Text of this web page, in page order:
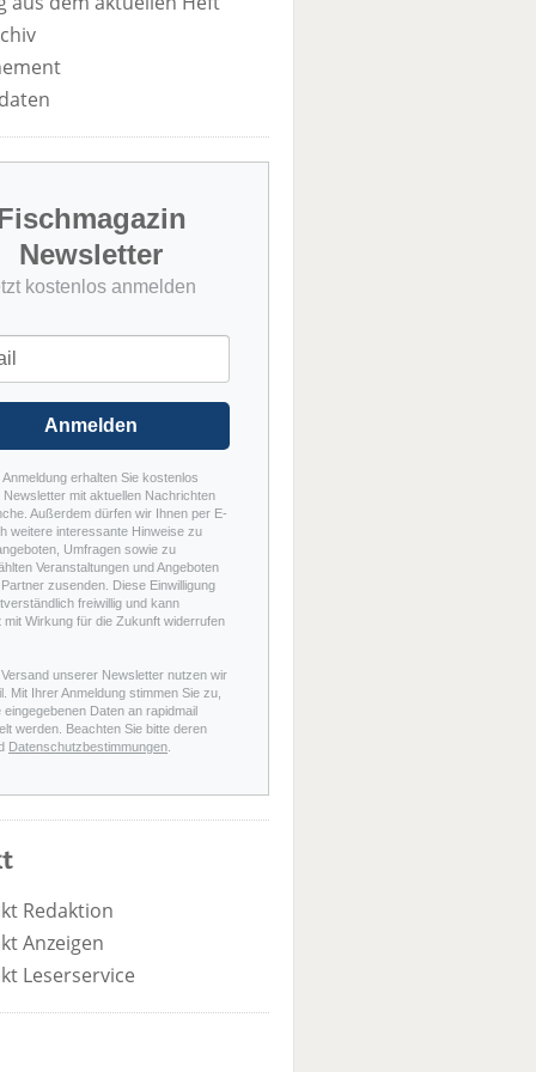
Newsletter
kostenlos anmelden
Anmelden
Anmeldung erhalten Sie kostenlos
Newsletter mit aktuellen Nachrichten
Außerdem dürfen wir Ihnen per E-
weitere interessante Hinweise zu
Umfragen sowie zu
Veranstaltungen und Angeboten
zusenden. Diese Einwilligung
freiwillig und kann
mit Wirkung für die Zukunft widerrufen
Versand unserer Newsletter nutzen wir
Mit Ihrer Anmeldung stimmen Sie zu,
eingegebenen Daten an rapidmail
werden. Beachten Sie bitte deren
Datenschutzbestimmungen
Redaktion
Anzeigen
Leserservice